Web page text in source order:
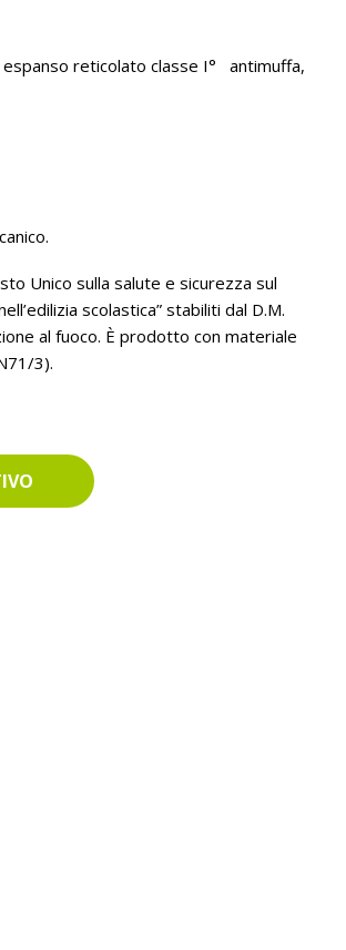
reticolato classe I° antimuffa,
Unico sulla salute e sicurezza sul
scolastica” stabiliti dal D.M.
al fuoco. È prodotto con materiale
3).